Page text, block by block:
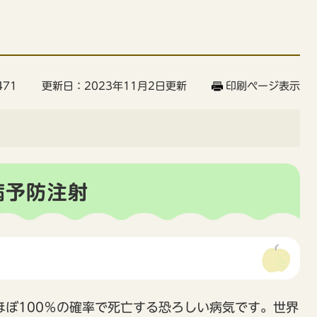
更新日：2023年11月2日更新 印刷ページ表示
防注射
100％の確率で死亡する恐ろしい病気です。世界